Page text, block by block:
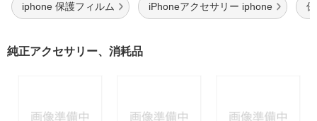
iphone 保護フィルム iPhoneアクセサリー iphone
純正アクセサリー、消耗品